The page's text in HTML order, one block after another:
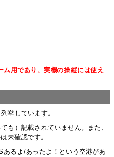
ム用であり、実機の操縦には使え
挙しています。
も）記載されていません。また、
未確認です。
あるよ/あったよ！という空港があ